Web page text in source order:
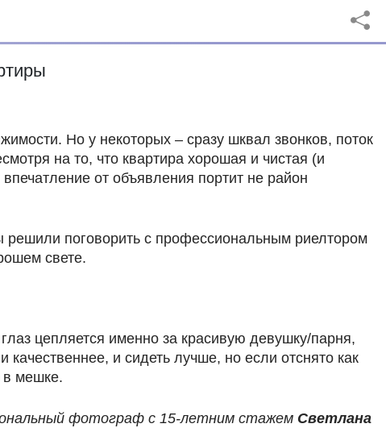
Но у некоторых – сразу шквал звонков, поток
на то, что квартира хорошая и чистая (и
от объявления портит не район
решили поговорить с профессиональным риелтором
свете.
цепляется именно за красивую девушку/парня,
и сидеть лучше, но если отснято как
в мешке.
фотограф с 15-летним стажем Светлана